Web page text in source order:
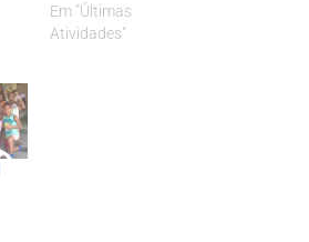
Em "Últimas
Atividades"